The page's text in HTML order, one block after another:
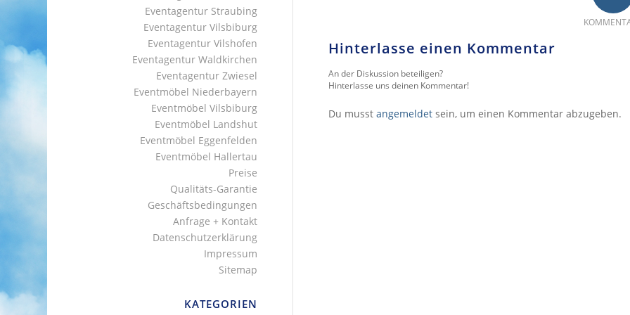
Hinterlasse einen Kommentar
An der Diskussion beteiligen?
Hinterlasse uns deinen Kommentar!
Du musst angemeldetsein, um einen Kommentar abzugeben.
Eventagentur Straubing
Eventagentur Vilsbiburg
Eventagentur Vilshofen
Eventagentur Waldkirchen
Eventagentur Zwiesel
Eventmöbel Niederbayern
Eventmöbel Vilsbiburg
Eventmöbel Landshut
Eventmöbel Eggenfelden
Eventmöbel Hallertau
Preise
Qualitäts-Garantie
Geschäftsbedingungen
Anfrage + Kontakt
Datenschutzerklärung
Impressum
Sitemap
KATEGORIEN